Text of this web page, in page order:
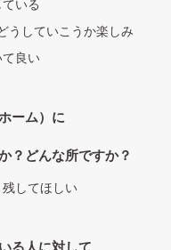
いる
うしていこうか楽しみ
良い
ーム）に
？どんな所ですか？
してほしい
る人に対して